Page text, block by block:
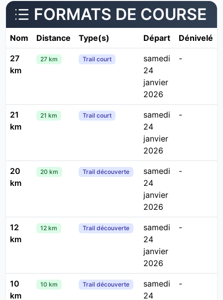
FORMATS DE COURSE
Nom Distance Type(s) Départ Dénivelé
27
km
27 km Trail court
samedi
24
janvier
2026
-
21
km
21 km Trail court
samedi
24
janvier
2026
-
20
km
20 km Trail découverte
samedi
24
janvier
2026
-
12
km
12 km Trail découverte
samedi
24
janvier
2026
-
10
km
10 km Trail découverte
samedi
24
-